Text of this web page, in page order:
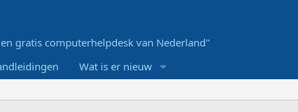
gratis computerhelpdesk van Nederland"
Wat is er nieuw